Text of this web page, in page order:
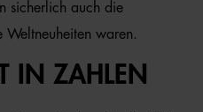
sicherlich auch die
Weltneuheiten waren.
IN ZAHLEN